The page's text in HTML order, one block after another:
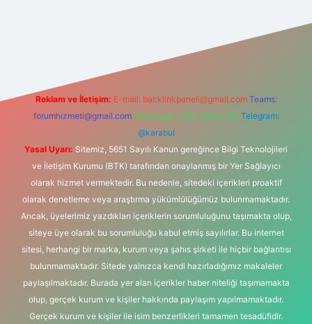
Reklam ve İletişim: E-mail: backlinkpaneli@gmail.com Teams:
forumhizmeti@gmail.com Whatsapp: 0262 606 0 726 Telegram:
@karabul
Yasal Uyarı: Sitemiz, 5651 Sayılı Kanun gereğince Bilgi Teknolojileri
ve İletişim Kurumu (BTK) tarafından onaylanmış bir Yer Sağlayıcı
olarak hizmet vermektedir. Bu nedenle, sitedeki içerikleri proaktif
olarak denetleme veya araştırma yükümlülüğümüz bulunmamaktadır.
Ancak, üyelerimiz yazdıkları içeriklerin sorumluluğunu taşımakta olup,
siteye üye olarak bu sorumluluğu kabul etmiş sayılırlar. Bu internet
sitesi, herhangi bir marka, kurum veya şahıs şirketi ile hiçbir bağlantısı
bulunmamaktadır. Sitede yalnızca kendi hazırladığımız makaleler
paylaşılmaktadır. Burada yer alan içerikler haber niteliği taşımamakta
olup, gerçek kurum ve kişiler hakkında paylaşım yapılmamaktadır.
Gerçek kurum ve kişiler ile isim benzerlikleri tamamen tesadüfidir.